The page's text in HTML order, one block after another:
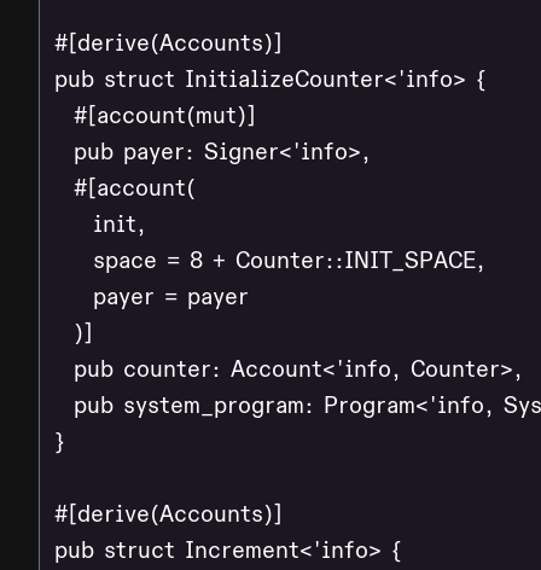
#[derive(Accounts)]
pub struct InitializeCounter<'info> {
  #[account(mut)]
  pub payer: Signer<'info>,
  #[account(
    init,
    space = 8 + Counter::INIT_SPACE,
    payer = payer
  )]
  pub counter: Account<'info, Counter>,
pub system_program: Program<'info,
}
#[derive(Accounts)]
pub struct Increment<'info> {